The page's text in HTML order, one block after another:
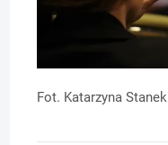
Fot. Katarzyna Stanek